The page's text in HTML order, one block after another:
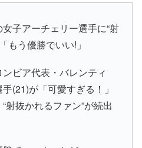
子アーチェリー選手に“射
もう優勝でいい!」
ビア代表・バレンティ
(21)が「可愛すぎる！」
射抜かれるファン”が続出